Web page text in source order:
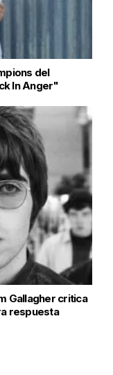
del
In Anger"
Gallagher critica
respuesta